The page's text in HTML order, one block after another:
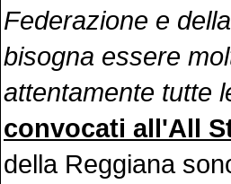
Federazione e
bisogna essere
attentamente tutte
convocati all'All
della Reggiana